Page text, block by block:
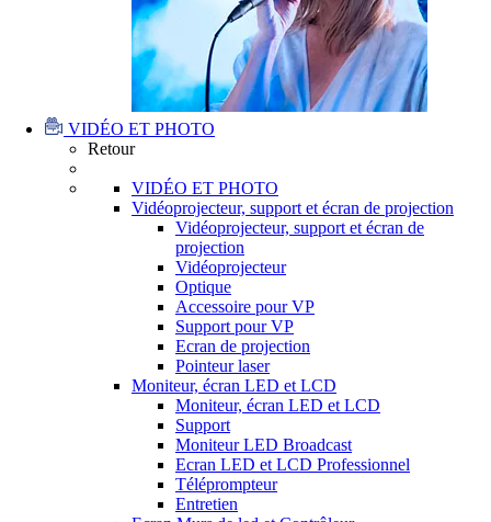
VIDÉO ET PHOTO
Retour
VIDÉO ET PHOTO
Vidéoprojecteur, support et écran de projection
Vidéoprojecteur, support et écran de
projection
Vidéoprojecteur
Optique
Accessoire pour VP
Support pour VP
Ecran de projection
Pointeur laser
Moniteur, écran LED et LCD
Moniteur, écran LED et LCD
Support
Moniteur LED Broadcast
Ecran LED et LCD Professionnel
Téléprompteur
Entretien